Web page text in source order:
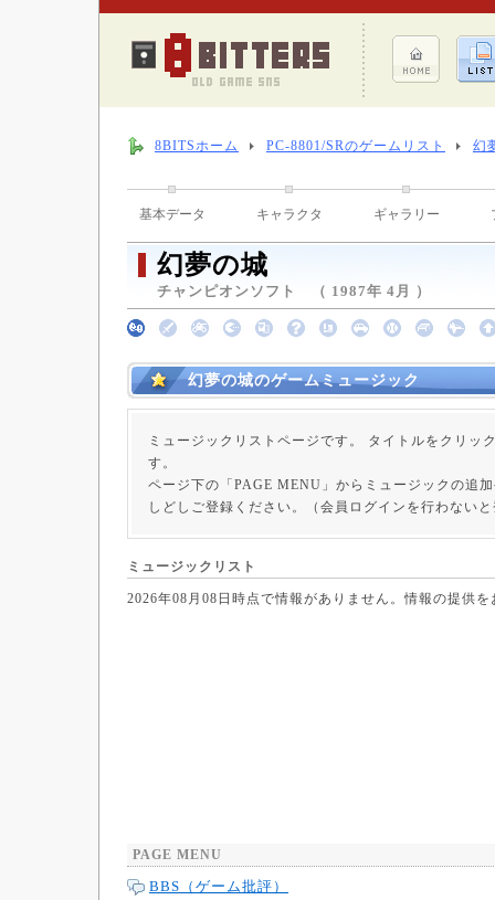
8BITSホーム PC-8801/SRのゲームリスト 幻
基本データ キャラクタ ギャラリー
幻夢の城
チャンピオンソフト （ 1987年 4月 ）
幻夢の城のゲームミュージック
ミュージックリストページです。 タイトルをクリッ
す。
ページ下の「PAGE MENU」からミュージックの追
しどしご登録ください。（会員ログインを行わない
ミュージックリスト
2026年08月08日時点で情報がありません。情報の提供
PAGE MENU
BBS（ゲーム批評）